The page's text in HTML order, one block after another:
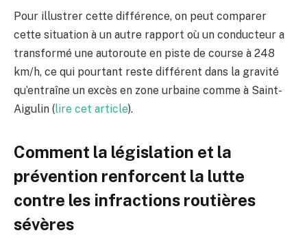
Pour illustrer cette différence, on peut comparer
cette situation à un autre rapport où un conducteur a
transformé une autoroute en piste de course à 248
km/h, ce qui pourtant reste différent dans la gravité
qu’entraîne un excès en zone urbaine comme à Saint-
Aigulin (lire cet article).
Comment la législation et la
prévention renforcent la lutte
contre les infractions routières
sévères